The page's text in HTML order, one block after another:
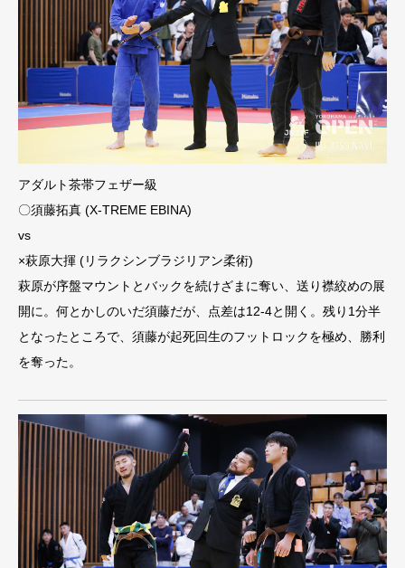
アダルト茶帯フェザー級
〇須藤拓真 (X-TREME EBINA)
vs
×萩原大揮 (リラクシンブラジリアン柔術)
萩原が序盤マウントとバックを続けざまに奪い、送り襟絞めの展
開に。何とかしのいだ須藤だが、点差は12-4と開く。残り1分半
となったところで、須藤が起死回生のフットロックを極め、勝利
を奪った。